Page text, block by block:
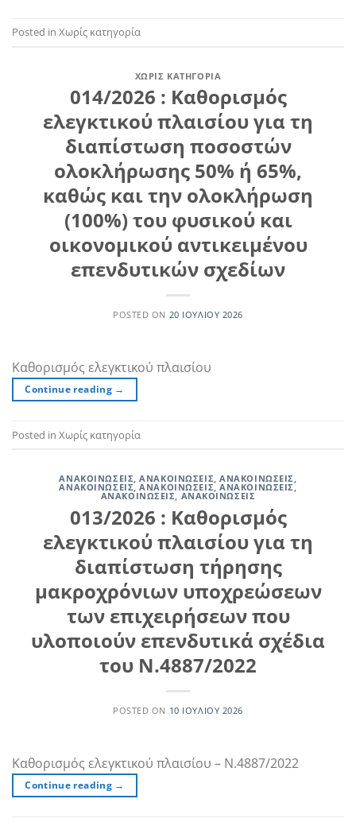
Posted in Χωρίς κατηγορία
ΧΩΡΊΣ ΚΑΤΗΓΟΡΊΑ
014/2026 : Καθορισμός
ελεγκτικού πλαισίου για τη
διαπίστωση ποσοστών
ολοκλήρωσης 50% ή 65%,
καθώς και την ολοκλήρωση
(100%) του φυσικού και
οικονομικού αντικειμένου
επενδυτικών σχεδίων
POSTED ON 20 ΙΟΥΛΊΟΥ 2026
Καθορισμός ελεγκτικού πλαισίου
Continue reading →
Posted in Χωρίς κατηγορία
ΑΝΑΚΟΙΝΏΣΕΙΣ,ΑΝΑΚΟΙΝΏΣΕΙΣ,ΑΝΑΚΟΙΝΏΣΕΙΣ,
ΑΝΑΚΟΙΝΏΣΕΙΣ,ΑΝΑΚΟΙΝΏΣΕΙΣ,ΑΝΑΚΟΙΝΏΣΕΙΣ,
ΑΝΑΚΟΙΝΏΣΕΙΣ, ΑΝΑΚΟΙΝΏΣΕΙΣ
013/2026 : Καθορισμός
ελεγκτικού πλαισίου για τη
διαπίστωση τήρησης
μακροχρόνιων υποχρεώσεων
των επιχειρήσεων που
υλοποιούν επενδυτικά σχέδια
του Ν.4887/2022
POSTED ON 10 ΙΟΥΛΊΟΥ 2026
Καθορισμός ελεγκτικού πλαισίου – Ν.4887/2022
Continue reading →